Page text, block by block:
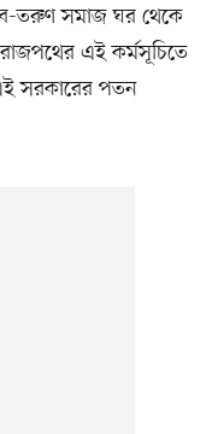
তরুণ সমাজ ঘর থেকে
রাজপথের এই কর্মসূচিতে
সরকারের পতন